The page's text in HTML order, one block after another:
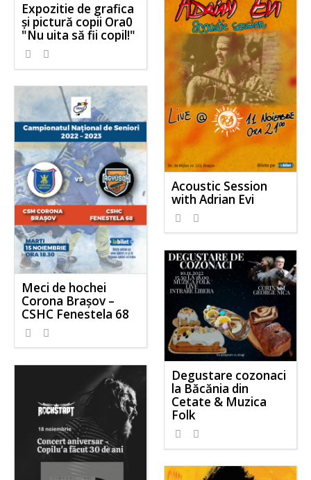
Expozitie de grafica
și pictură copii Ora0
"Nu uita să fii copil!"
Acoustic Session
with Adrian Evi
Meci de hochei
Corona Brașov –
CSHC Fenestela 68
Degustare cozonaci
la Băcănia din
Cetate & Muzica
Folk